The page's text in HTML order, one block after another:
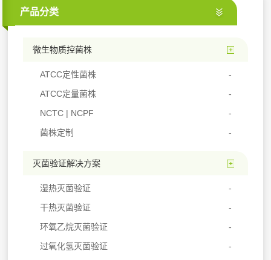
产品分类
微生物质控菌株
ATCC定性菌株
ATCC定量菌株
NCTC | NCPF
菌株定制
灭菌验证解决方案
湿热灭菌验证
干热灭菌验证
环氧乙烷灭菌验证
过氧化氢灭菌验证